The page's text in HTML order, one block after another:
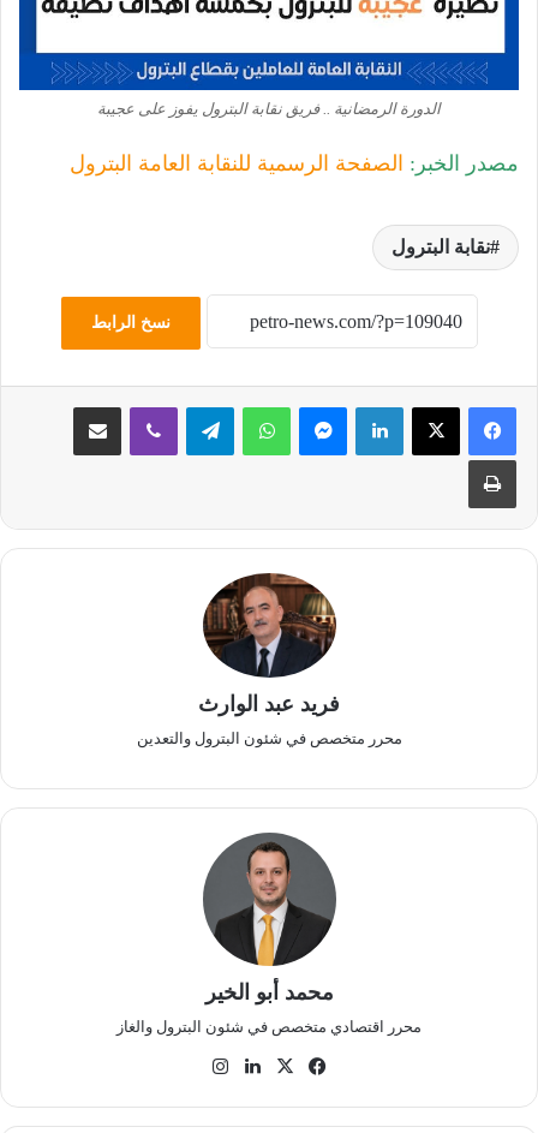
الدورة الرمضانية .. فريق نقابة البترول يفوز على عجيبة
مصدر الخبر: الصفحة الرسمية للنقابة العامة البترول
نقابة البترول
نسخ الرابط
لينكدإن ماسنجر واتساب تيلقرام ڤايبر مشاركة عبر البريد
طباعة
فريد عبد الوارث
محرر متخصص في شئون البترول والتعدين
محمد أبو الخير
محرر اقتصادي متخصص في شئون البترول والغاز
فيسبوك
‫X لينكدإن